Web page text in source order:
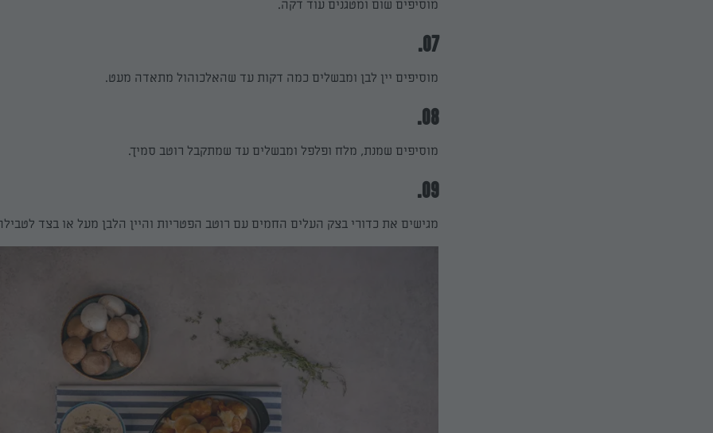
מוסיפים שום ומטגנים עוד דקה.
07.
מוסיפים יין לבן ומבשלים כמה דקות עד שהאלכוהול מתאדה מעט.
08.
מוסיפים שמנת, מלח ופלפל ומבשלים עד שמתקבל רוטב סמיך.
09.
מגישים את כדורי בצק העלים החמים עם רוטב הפטריות והיין הלבן מעל או בצד